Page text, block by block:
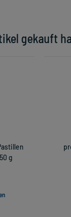
gekauft
g